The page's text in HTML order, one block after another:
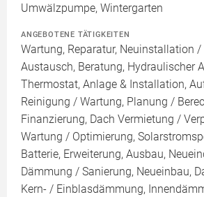
Umwälzpumpe, Wintergarten
ANGEBOTENE TÄTIGKEITEN
Wartung, Reparatur, Neuinstallation /
Austausch, Beratung, Hydraulischer
Thermostat, Anlage & Installation,
Reinigung / Wartung, Planung /
Finanzierung, Dach Vermietung /
Wartung / Optimierung,
Batterie, Erweiterung, Ausbau,
Dämmung / Sanierung, Neueinbau,
Kern- / Einblasdämmung,